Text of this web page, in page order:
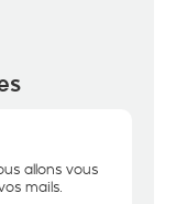
allons vous
mails.